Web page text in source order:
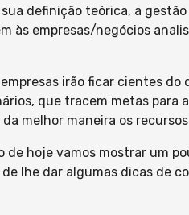
definição teórica, a
às empresas/negócios
irão ficar cientes
que tracem metas para
melhor maneira os
hoje vamos mostrar um
lhe dar algumas dicas de